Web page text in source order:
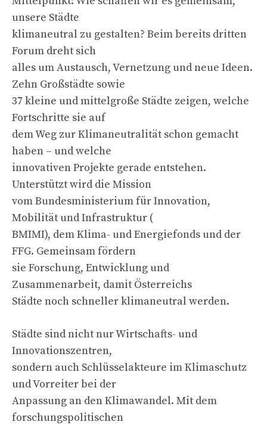
unsere Städte
klimaneutral zu gestalten? Beim bereits dritten
Forum dreht sich
alles um Austausch, Vernetzung und neue Ideen.
Zehn Großstädte sowie
37 kleine und mittelgroße Städte zeigen, welche
Fortschritte sie auf
dem Weg zur Klimaneutralität schon gemacht
haben – und welche
innovativen Projekte gerade entstehen.
Unterstützt wird die Mission
vom Bundesministerium für Innovation,
Mobilität und Infrastruktur (
BMIMI), dem Klima- und Energiefonds und der
FFG. Gemeinsam fördern
sie Forschung, Entwicklung und
Zusammenarbeit, damit Österreichs
Städte noch schneller klimaneutral werden.
Städte sind nicht nur Wirtschafts- und
Innovationszentren,
sondern auch Schlüsselakteure im Klimaschutz
und Vorreiter bei der
Anpassung an den Klimawandel. Mit dem
forschungspolitischen